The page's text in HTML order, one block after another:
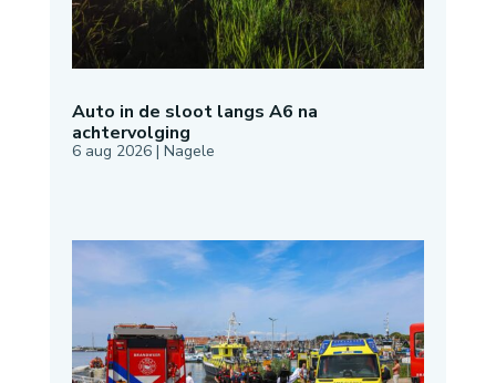
Auto in de sloot langs A6 na
achtervolging
6 aug 2026| Nagele